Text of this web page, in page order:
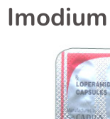
Imodium